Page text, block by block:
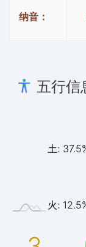
纳音：
五行信
火:
土: